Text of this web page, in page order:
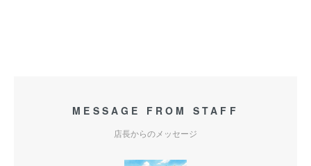
MESSAGE FROM STAFF
店長からのメッセージ